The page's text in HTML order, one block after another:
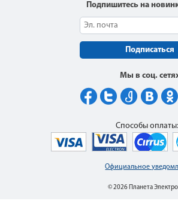
Подпишитесь на
Подписаться
Мы в соц.
Официальное
© 2026 Планета
Способы